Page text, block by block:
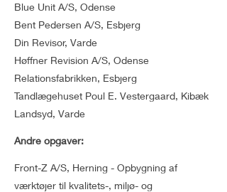
Blue Unit A/S, Odense
Bent Pedersen A/S, Esbjerg
Din Revisor, Varde
Høffner Revision A/S, Odense
Relationsfabrikken, Esbjerg
Tandlægehuset Poul E. Vestergaard, Kibæk
Landsyd, Varde
Andre opgaver:
Front-Z A/S, Herning - Opbygning af
værktøjer til kvalitets-, miljø- og